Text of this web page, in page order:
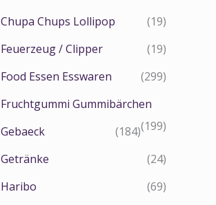
Chupa Chups Lollipop
(19)
Feuerzeug / Clipper
(19)
Food Essen Esswaren
(299)
Fruchtgummi Gummibärchen
(199)
Gebaeck
(184)
Getränke
(24)
Haribo
(69)